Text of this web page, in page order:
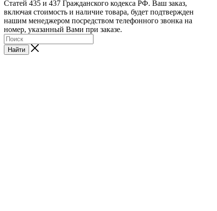
Статей 435 и 437 Гражданского кодекса РФ. Ваш заказ,
включая стоимость и наличие товара, будет подтвержден
нашим менеджером посредством телефонного звонка на
номер, указанный Вами при заказе.
Найти